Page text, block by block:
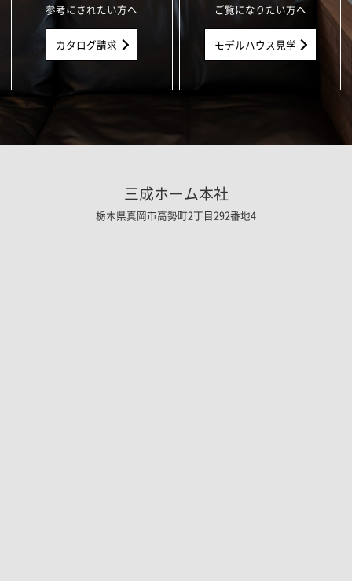
参考にされたい方へ
カタログ請求
ご覧になりたい方へ
モデルハウス見学
三成ホーム本社
栃木県真岡市高勢町2丁目292番地4